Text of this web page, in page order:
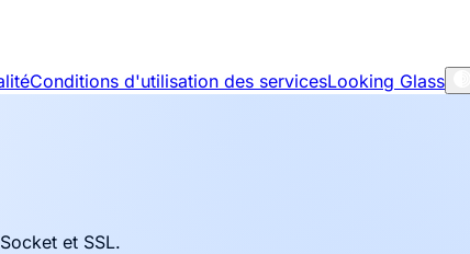
Conditions d'utilisation des servicesLooking Glass
et SSL.